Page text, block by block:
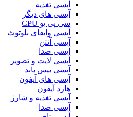
آیسی تغذیه
آیسی های دیگر
سی پی یو CPU
آیسی وایفای بلوتوث
آیسی آنتن
آیسی صدا
آیسی لایت و تصویر
آیسی بیس باند
آیسی های آیفون
هارد آیفون
آیسی تغذیه و شارژ
آیسی صدا